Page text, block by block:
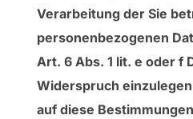
Verarbeitung der Sie
personenbezogenen
Art. 6 Abs. 1 lit. e oder f
Widerspruch
auf diese